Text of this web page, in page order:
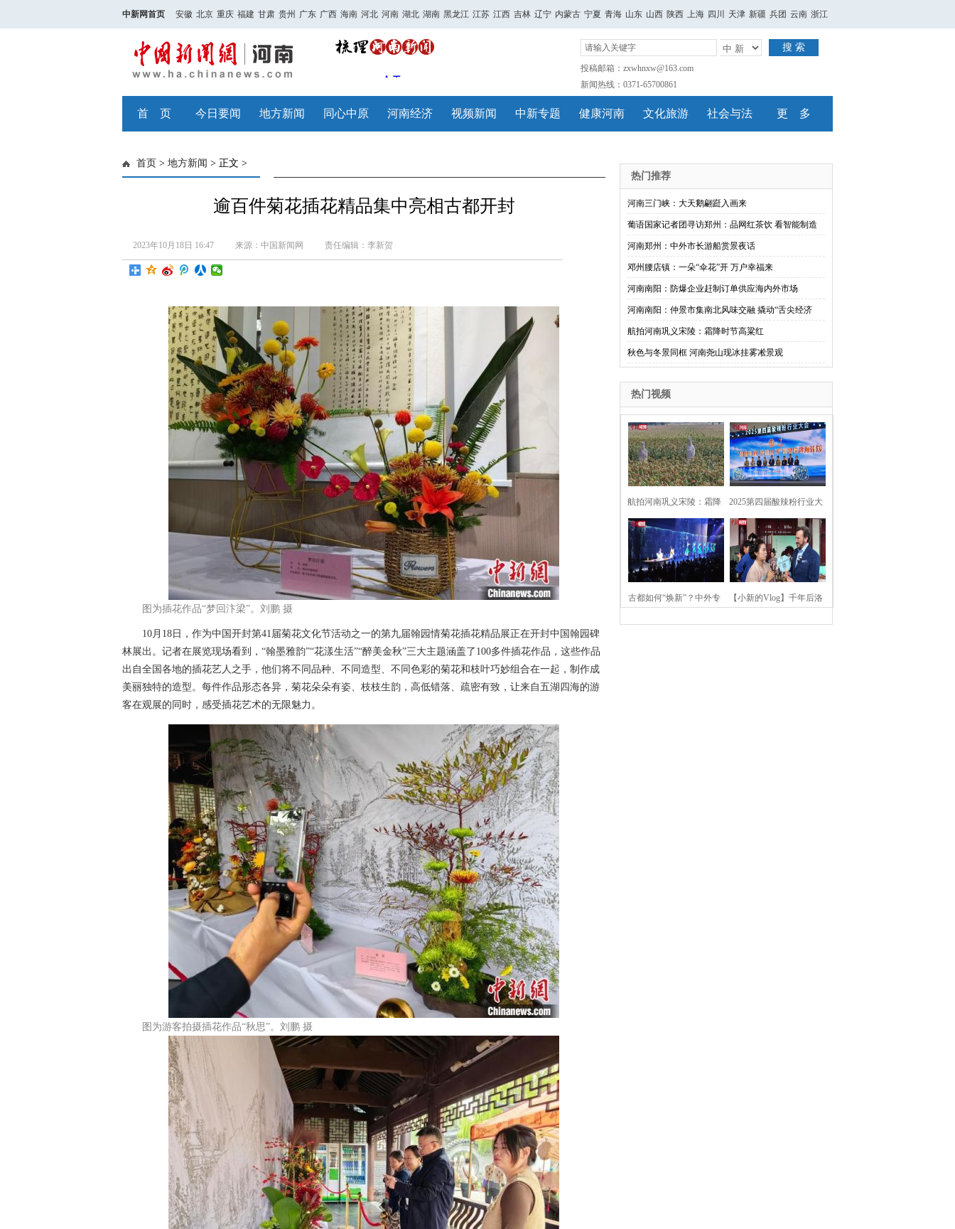
中新网首页 安徽 北京 重庆 福建 甘肃 贵州 广东 广西 海南 河北 河南 湖北 湖南 黑龙江 江苏 江西 吉林 辽宁 内蒙古 宁夏 青海 山东 山西 陕西 上海 四川 天津 新疆 兵团 云南 浙江
搜 索
投稿邮箱：zxwhnxw@163.com
新闻热线：0371-65700861
首 页 今日要闻 地方新闻 同心中原 河南经济 视频新闻 中新专题 健康河南 文化旅游 社会与法 更 多
首页 > 地方新闻 > 正文 >
逾百件菊花插花精品集中亮相古都开封
2023年10月18日 16:47 来源：中国新闻网 责任编辑：李新贺
图为插花作品“梦回汴梁”。刘鹏 摄
10月18日，作为中国开封第41届菊花文化节活动之一的第九届翰园情菊花插花精品展正在开封中国翰园碑
林展出。记者在展览现场看到，“翰墨雅韵”“花漾生活”“醉美金秋”三大主题涵盖了100多件插花作品，这些作品
出自全国各地的插花艺人之手，他们将不同品种、不同造型、不同色彩的菊花和枝叶巧妙组合在一起，制作成
美丽独特的造型。每件作品形态各异，菊花朵朵有姿、枝枝生韵，高低错落、疏密有致，让来自五湖四海的游
客在观展的同时，感受插花艺术的无限魅力。
图为游客拍摄插花作品“秋思”。刘鹏 摄
热门推荐
河南三门峡：大天鹅翩跹入画来
葡语国家记者团寻访郑州：品网红茶饮 看智能制造
河南郑州：中外市长游船赏景夜话
邓州腰店镇：一朵“伞花”开 万户幸福来
河南南阳：防爆企业赶制订单供应海内外市场
河南南阳：仲景市集南北风味交融 撬动“舌尖经济
航拍河南巩义宋陵：霜降时节高粱红
秋色与冬景同框 河南尧山现冰挂雾凇景观
热门视频
航拍河南巩义宋陵：霜降
时节高粱红
2025第四届酸辣粉行业大
会在河南开封举行
古都如何“焕新”？中外专 【小新的Vlog】千年后洛